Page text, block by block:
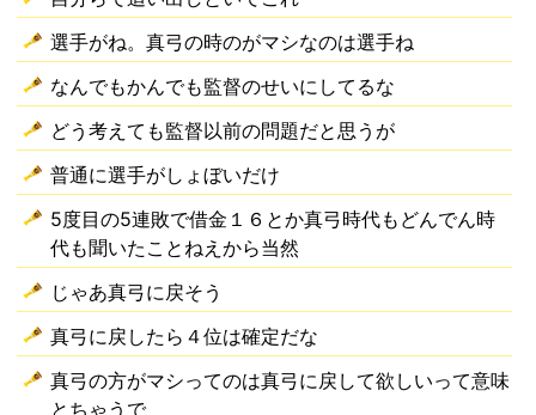
選手がね。真弓の時のがマシなのは選手ね
なんでもかんでも監督のせいにしてるな
どう考えても監督以前の問題だと思うが
普通に選手がしょぼいだけ
5度目の5連敗で借金１６とか真弓時代もどんでん時
代も聞いたことねえから当然
じゃあ真弓に戻そう
真弓に戻したら４位は確定だな
真弓の方がマシってのは真弓に戻して欲しいって意味
とちゃうで